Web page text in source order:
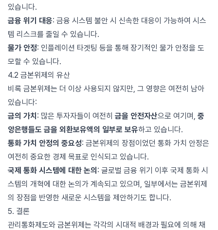
있습니다.
금융 위기 대응: 금융 시스템 불안 시 신속한 대응이 가능하여 시스
템 리스크를 줄일 수 있습니다.
물가 안정: 인플레이션 타겟팅 등을 통해 장기적인 물가 안정을 도
모할 수 있습니다.
4.2 금본위제의 유산
비록 금본위제는 더 이상 사용되지 않지만, 그 영향은 여전히 남아
있습니다:
금의 가치 : 많은 투자자들이 여전히 금을 안전자산으로 여기며, 중
앙은행들도 금을 외환보유액의 일부로 보유하고 있습니다.
통화 가치 안정의 중요성: 금본위제의 장점이었던 통화 가치 안정은
여전히 중요한 경제 목표로 인식되고 있습니다.
국제 통화 시스템에 대한 논의 : 글로벌 금융 위기 이후 국제 통화 시
스템의 개혁에 대한 논의가 계속되고 있으며, 일부에서는 금본위제
의 장점을 반영한 새로운 시스템을 제안하기도 합니다.
5. 결론
관리통화제도와 금본위제는 각각의 시대적 배경과 필요에 의해 채